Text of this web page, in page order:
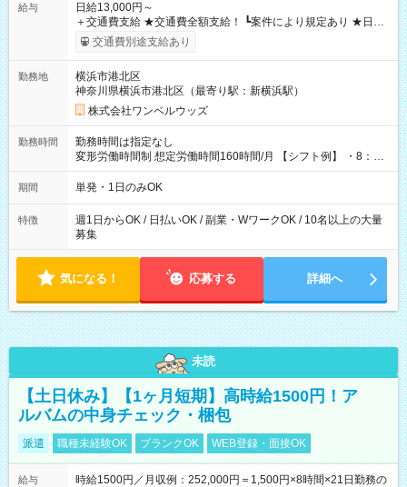
給与
日給13,000円～
＋交通費支給 ★交通費全額支給！ ┗案件により規定あり ★日払
いOK！（規定あり） ┗働いたその日に現金GET♪ お仕事後はコ
ンビニATMから 日払い分を引き落とせます！ 【試用期間】試
交通費別途支給あり
勤務地
横浜市港北区
神奈川県横浜市港北区（最寄り駅：新横浜駅）
株式会社ワンベルウッズ
勤務時間
勤務時間は指定なし
変形労働時間制 想定労働時間160時間/月 【シフト例】 ・8：00
～21：00
期間 単発・1日のみOK
特徴
週1日からOK / 日払いOK / 副業・WワークOK / 10名以上の大量
募集
気になる！ 応募する 詳細へ
未読
【土日休み】【1ヶ月短期】高時給1500円！ア
ルバムの中身チェック・梱包
派遣 職種未経験OK ブランクOK WEB登録・面接OK
給与
時給1500円／月収例：252,000円＝1,500円×8時間×21日勤務の